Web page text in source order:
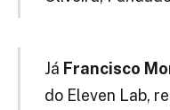
Já Francisco
do Eleven Lab,